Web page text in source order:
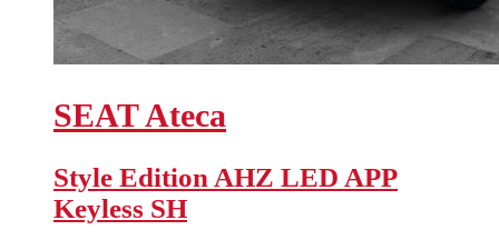
SEATAteca
Style Edition AHZ LED APP
Keyless SH